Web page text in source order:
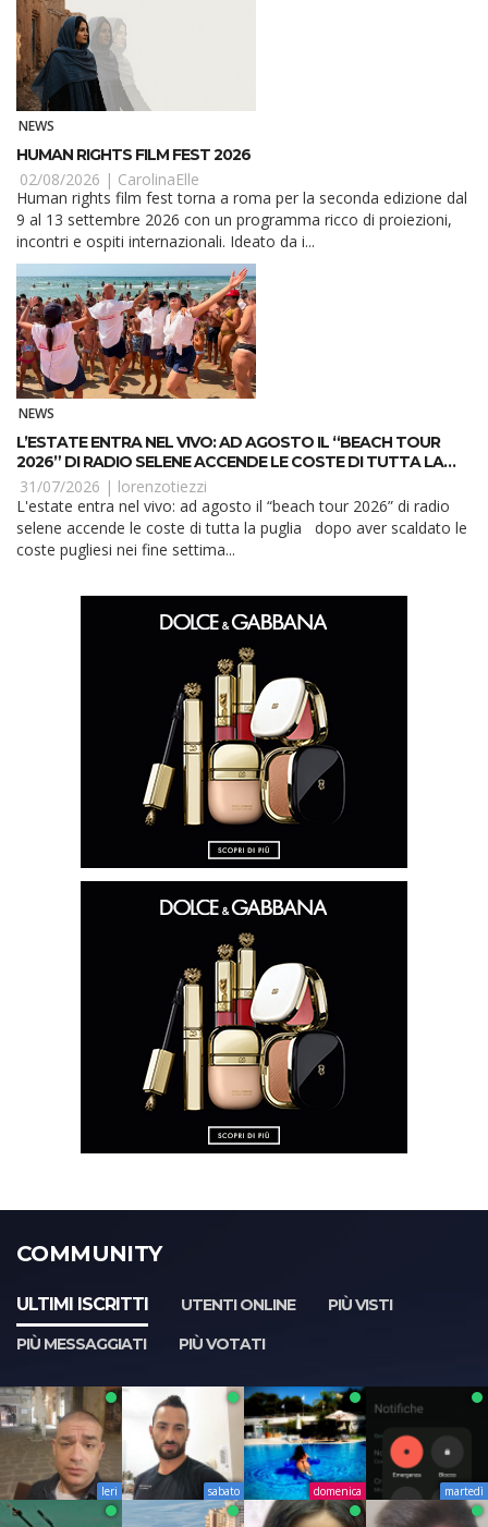
NEWS
HUMAN RIGHTS FILM FEST 2026
02/08/2026 | CarolinaElle
Human rights film fest torna a roma per la seconda edizione dal
9 al 13 settembre 2026 con un programma ricco di proiezioni,
incontri e ospiti internazionali. Ideato da i...
NEWS
L’ESTATE ENTRA NEL VIVO: AD AGOSTO IL “BEACH TOUR
2026” DI RADIO SELENE ACCENDE LE COSTE DI TUTTA LA
PUGLIA
31/07/2026 | lorenzotiezzi
L'estate entra nel vivo: ad agosto il “beach tour 2026” di radio
selene accende le coste di tutta la puglia dopo aver scaldato le
coste pugliesi nei fine settima...
COMMUNITY
ULTIMI ISCRITTI UTENTI ONLINE
PIÙ VISTI
PIÙ MESSAGGIATI
PIÙ VOTATI
Ieri sabato domenica martedì